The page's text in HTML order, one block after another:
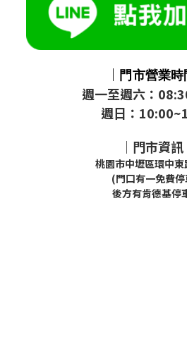
｜ 門市營業時
週一至週六：
週日：
｜門市資訊
桃園市中壢區環中
(門口有一免費
後方有肯德基停